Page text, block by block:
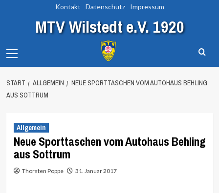
Kontakt Datenschutz Impressum
MTV Wilstedt e.V. 1920
Menu
START ALLGEMEIN
NEUE SPORTTASCHEN VOM AUTOHAUS BEHLING
AUS SOTTRUM
Allgemein
Neue Sporttaschen vom Autohaus Behling
aus Sottrum
Thorsten Poppe 31. Januar 2017